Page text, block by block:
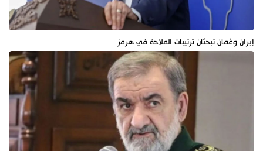
إيران وعُمان تبحثان ترتيبات الملاحة في هرمز